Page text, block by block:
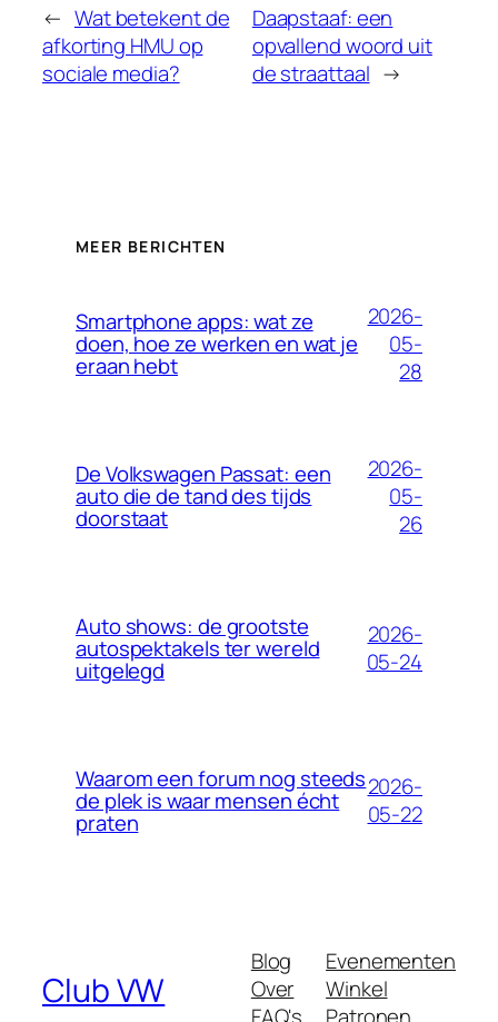
← Wat betekent de
afkorting HMU op
sociale media?
Daapstaaf: een
opvallend woord uit
de straattaal →
MEER BERICHTEN
Smartphone apps: wat ze
doen, hoe ze werken en wat je
eraan hebt
2026-
05-
28
De Volkswagen Passat: een
auto die de tand des tijds
doorstaat
2026-
05-
26
Auto shows: de grootste
autospektakels ter wereld
uitgelegd
2026-
05-24
Waarom een forum nog steeds
de plek is waar mensen écht
praten
2026-
05-22
Club VW
Blog
Over
FAQ's
Evenementen
Winkel
Patronen